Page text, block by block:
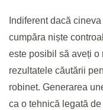
Indiferent dacă
cumpăra niște
este posibil să aveți o
rezultatele căutării
robinet. Generarea
ca o tehnică legată